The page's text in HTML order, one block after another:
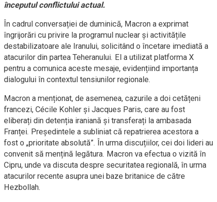
începutul conflictului actual.
În cadrul conversației de duminică, Macron a exprimat
îngrijorări cu privire la programul nuclear și activitățile
destabilizatoare ale Iranului, solicitând o încetare imediată a
atacurilor din partea Teheranului. El a utilizat platforma X
pentru a comunica aceste mesaje, evidențiind importanța
dialogului în contextul tensiunilor regionale.
Macron a menționat, de asemenea, cazurile a doi cetățeni
francezi, Cécile Kohler și Jacques Paris, care au fost
eliberați din detenția iraniană și transferați la ambasada
Franței. Președintele a subliniat că repatrierea acestora a
fost o „prioritate absolută”. În urma discuțiilor, cei doi lideri au
convenit să mențină legătura. Macron va efectua o vizită în
Cipru, unde va discuta despre securitatea regională, în urma
atacurilor recente asupra unei baze britanice de către
Hezbollah.